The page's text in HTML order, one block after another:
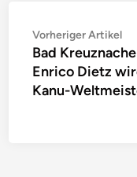
Vorheriger Artikel
Bad
Enrico Dietz
Kanu-